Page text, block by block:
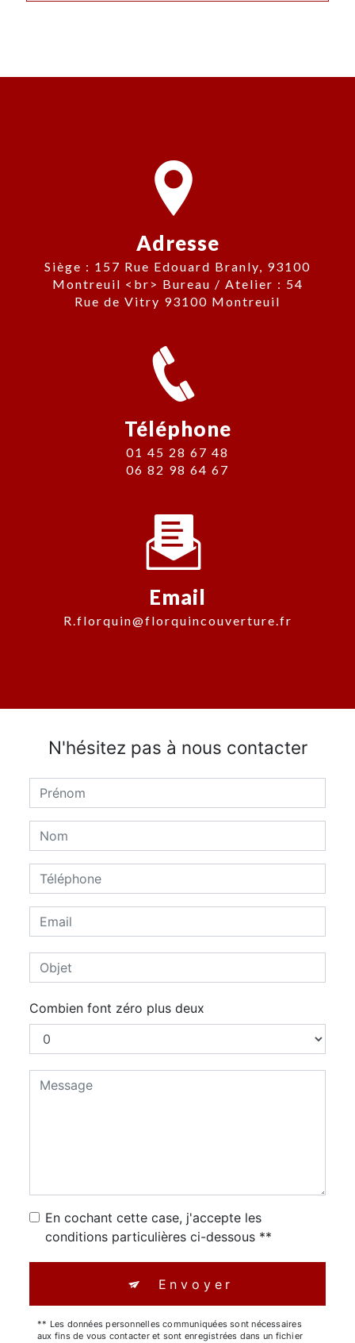
Adresse
Siège : 157 Rue Edouard Branly, 93100
Montreuil <br> Bureau / Atelier : 54
Rue de Vitry 93100 Montreuil
Téléphone
01 45 28 67 48
06 82 98 64 67
Email
r.florquin@florquincouverture.fr
N'hésitez pas à nous contacter
Combien font zéro plus deux
En cochant cette case, j'accepte les
conditions particulières ci-dessous **
Envoyer
** Les données personnelles communiquées sont nécessaires
aux fins de vous contacter et sont enregistrées dans un fichier